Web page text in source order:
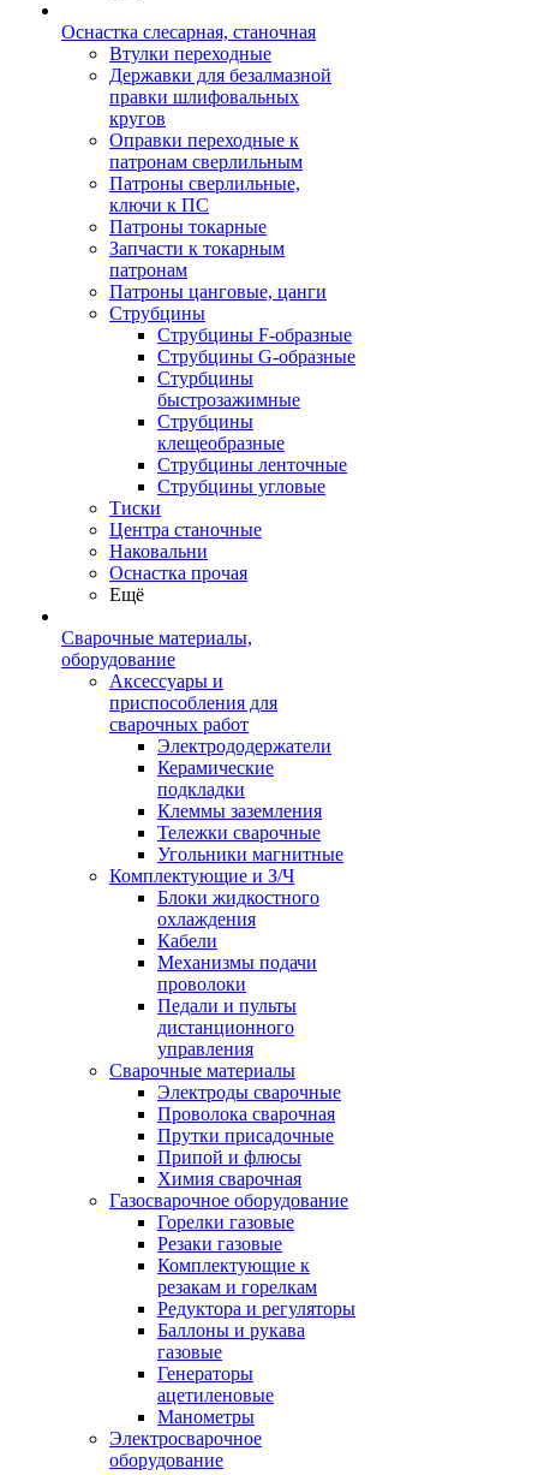
Оснастка слесарная, станочная
Втулки переходные
Державки для безалмазной
правки шлифовальных
кругов
Оправки переходные к
патронам сверлильным
Патроны сверлильные,
ключи к ПС
Патроны токарные
Запчасти к токарным
патронам
Патроны цанговые, цанги
Струбцины
Струбцины F-образные
Струбцины G-образные
Стурбцины
быстрозажимные
Струбцины
клещеобразные
Струбцины ленточные
Струбцины угловые
Тиски
Центра станочные
Наковальни
Оснастка прочая
Ещё
Сварочные материалы,
оборудование
Аксессуары и
приспособления для
сварочных работ
Электрододержатели
Керамические
подкладки
Клеммы заземления
Тележки сварочные
Угольники магнитные
Комплектующие и З/Ч
Блоки жидкостного
охлаждения
Кабели
Механизмы подачи
проволоки
Педали и пульты
дистанционного
управления
Сварочные материалы
Электроды сварочные
Проволока сварочная
Прутки присадочные
Припой и флюсы
Химия сварочная
Газосварочное оборудование
Горелки газовые
Резаки газовые
Комплектующие к
резакам и горелкам
Редуктора и регуляторы
Баллоны и рукава
газовые
Генераторы
ацетиленовые
Манометры
Электросварочное
оборудование